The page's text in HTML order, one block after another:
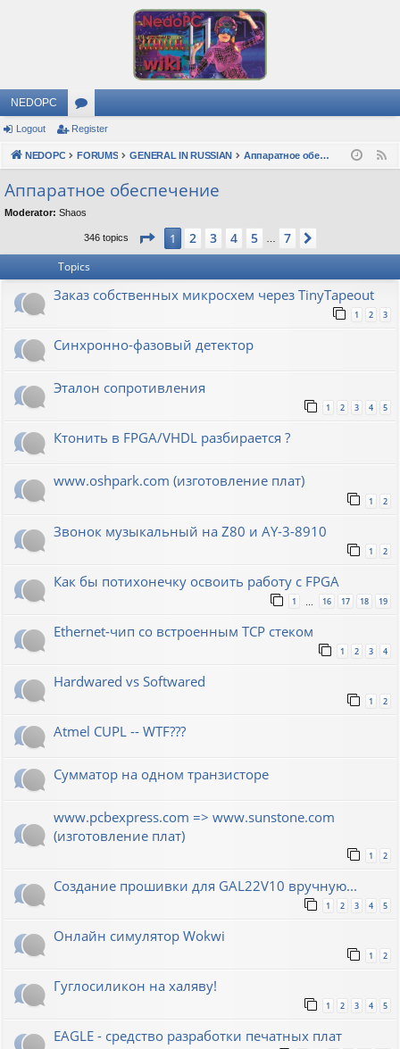
NEDOPC
or
u
s
Logout Register
NEDOPC FORUMS GENERAL IN RUSSIAN Аппаратное обеспечение
Аппаратное обеспечение
Moderator: Shaos
346 topics Page 1of7
1 2 3 4 5 7
Topics
Заказ собственных микросхем через TinyTapeout
1 2 3
Синхронно-фазовый детектор
Эталон сопротивления
1 2 3 4 5
Ктонить в FPGA/VHDL разбирается ?
www.oshpark.com (изготовление плат)
1 2
Звонок музыкальный на Z80 и AY-3-8910
1 2
Как бы потихонечку освоить работу с FPGA
1 16 17 18 19
Ethernet-чип со встроенным TCP стеком
1 2 3 4
Hardwared vs Softwared
1 2
Atmel CUPL -- WTF???
Сумматор на одном транзисторе
www.pcbexpress.com => www.sunstone.com
(изготовление плат)
1 2
Создание прошивки для GAL22V10 вручную...
1 2 3 4 5
Онлайн симулятор Wokwi
1 2
Гуглосиликон на халяву!
1 2 3 4 5
EAGLE - средство разработки печатных плат